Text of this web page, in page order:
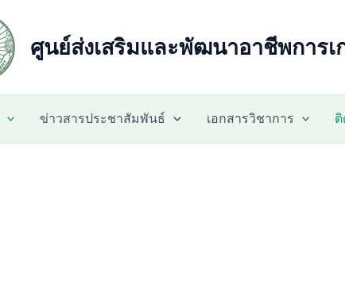
ศูนย์ส่งเสริมและพัฒนาอาชีพการ
ข่าวสารประชาสัมพันธ์ เอกสารวิชาการ ติ